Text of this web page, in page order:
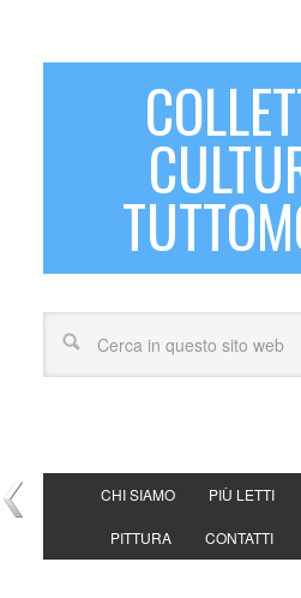
CHI SIAMO PIÙ LETTI
PITTURA CONTATTI